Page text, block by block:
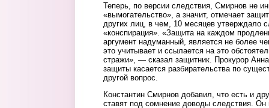
Теперь, по версии следствия, Смирнов не
«вымогательство», а значит, отмечает
других лиц, в чем, 10 месяцев утверждало
«конспирация». «Защита на каждом
аргумент надуманный, является не более
это учитывает и ссылается на это
стражи», — сказал защитник. Прокурор
защиты касается разбирательства по
другой вопрос.
Константин Смирнов добавил, что есть и
ставят под сомнение доводы следствия.